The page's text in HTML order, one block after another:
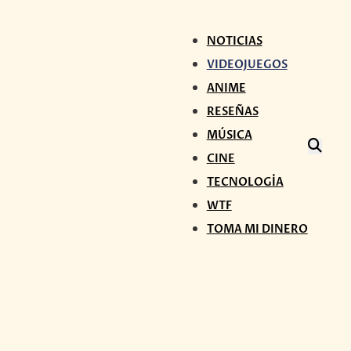
NOTICIAS
VIDEOJUEGOS
ANIME
RESEÑAS
MÚSICA
CINE
TECNOLOGÍA
WTF
TOMA MI DINERO